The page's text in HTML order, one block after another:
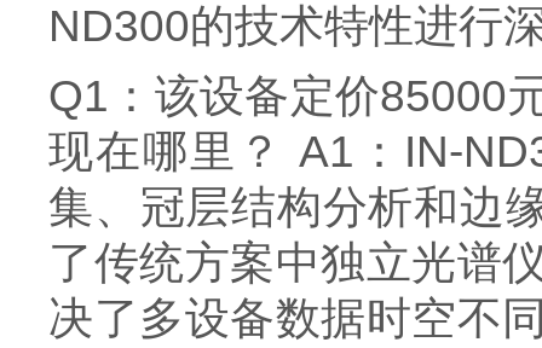
ND300的技术特性进行
Q1：该设备定价85000
现在哪里？ A1：IN-
集、冠层结构分析和边
了传统方案中独立光谱
决了多设备数据时空不